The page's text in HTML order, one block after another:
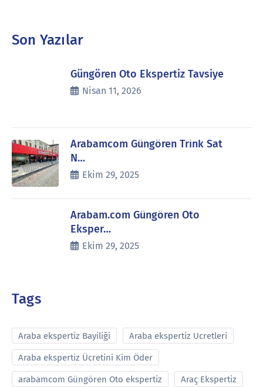
Son Yazılar
Güngören Oto Ekspertiz Tavsiye
Nisan 11, 2026
Arabamcom Güngören Trink Sat
N…
Ekim 29, 2025
Arabam.com Güngören Oto
Eksper…
Ekim 29, 2025
Tags
Araba ekspertiz Bayiliği Araba ekspertiz Ucretleri
Araba ekspertiz Ücretini Kim Öder
arabamcom Güngören Oto ekspertiz Araç Ekspertiz